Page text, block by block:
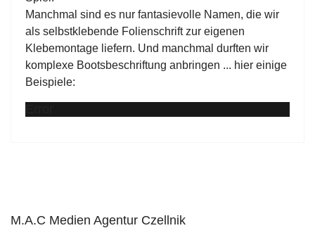
Manchmal sind es nur fantasievolle Namen, die wir
als selbstklebende Folienschrift zur eigenen
Klebemontage liefern. Und manchmal durften wir
komplexe Bootsbeschriftung anbringen ... hier einige
Beispiele:
M.A.C Medien Agentur Czellnik